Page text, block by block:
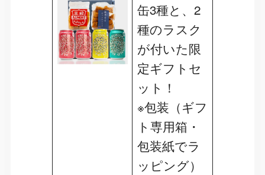
缶3種と、2
種のラスク
が付いた限
定ギフトセ
ット！
※包装（ギフ
ト専用箱・
包装紙でラ
ッピング）